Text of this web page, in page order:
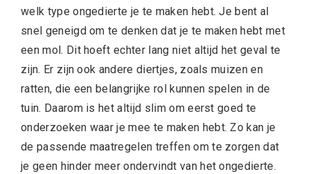
welk type ongedierte je te maken hebt. Je bent al
snel geneigd om te denken dat je te maken hebt met
een mol. Dit hoeft echter lang niet altijd het geval te
zijn. Er zijn ook andere diertjes, zoals muizen en
ratten, die een belangrijke rol kunnen spelen in de
tuin. Daarom is het altijd slim om eerst goed te
onderzoeken waar je mee te maken hebt. Zo kan je
de passende maatregelen treffen om te zorgen dat
je geen hinder meer ondervindt van het ongedierte.